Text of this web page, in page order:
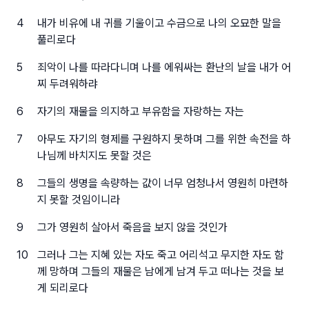
4
내가 비유에 내 귀를 기울이고 수금으로 나의 오묘한 말을
풀리로다
5
죄악이 나를 따라다니며 나를 에워싸는 환난의 날을 내가 어
찌 두려워하랴
6 자기의 재물을 의지하고 부유함을 자랑하는 자는
7
아무도 자기의 형제를 구원하지 못하며 그를 위한 속전을 하
나님께 바치지도 못할 것은
8
그들의 생명을 속량하는 값이 너무 엄청나서 영원히 마련하
지 못할 것임이니라
9 그가 영원히 살아서 죽음을 보지 않을 것인가
10
그러나 그는 지혜 있는 자도 죽고 어리석고 무지한 자도 함
께 망하며 그들의 재물은 남에게 남겨 두고 떠나는 것을 보
게 되리로다